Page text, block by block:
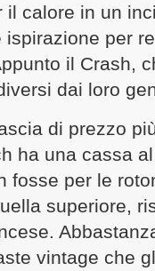
calore in un
per
il Crash,
dai loro
di prezzo
ha una cassa
fosse per le
superiore,
vintage che